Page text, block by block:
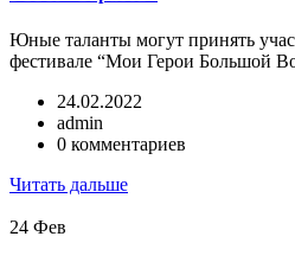
Юные таланты могут принять
фестивале “Мои Герои Большой
24.02.2022
admin
0 комментариев
Читать дальше
24 Фев